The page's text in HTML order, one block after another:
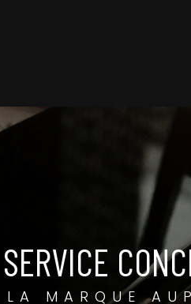
SERVICE
LA MARQUE